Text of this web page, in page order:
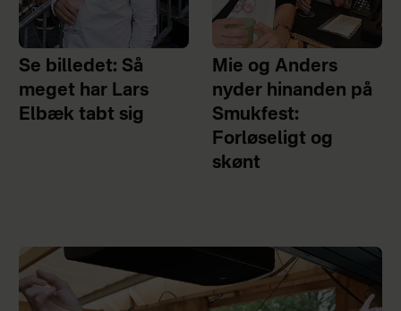
Se billedet: Så
meget har Lars
Elbæk tabt sig
Mie og Anders
nyder hinanden på
Smukfest:
Forløseligt og
skønt